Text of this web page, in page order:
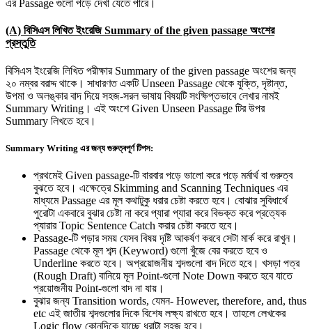
এর Passage গুলো পড়ে দেখা যেতে পারে।
(A) বিসিএস লিখিত ইংরেজি Summary of the given passage অংশের
প্রস্তুতি
বিসিএস ইংরেজি লিখিত পরীক্ষার Summary of the given passage অংশের জন্য
২০ নম্বর বরাদ্দ থাকে। সাধারণত একটি Unseen Passage থেকে যুক্তি, দৃষ্টান্ত,
উপমা ও অলঙ্কার বাদ দিয়ে সহজ-সরল ভাষায় বিষয়টি সংক্ষিপ্তভাবে লেখার নামই
Summary Writing। এই অংশে Given Unseen Passage টির উপর
Summary লিখতে হবে।
Summary Writing এর জন্য গুরুত্বপূর্ণ টিপস:
প্রথমেই Given passage-টি বারবার পড়ে ভালো করে পড়ে মর্মার্থ বা গুরুত্ব
বুঝতে হবে। এক্ষেত্রে Skimming and Scanning Techniques এর
মাধ্যমে Passage এর মূল কথাটুকু ধরার চেষ্টা করতে হবে। বোঝার সুবিধার্থে
পুরোটা একবারে বুঝার চেষ্টা না করে প্যারা প্যারা করে বিভক্ত করে প্রত্যেক
প্যারার Topic Sentence Catch করার চেষ্টা করতে হবে।
Passage-টি পড়ার সময় যেসব বিষয় দৃষ্টি আকর্ষণ করবে সেটা মার্ক করে রাখুন।
Passage থেকে মূল শব্দ (Keyword) গুলো খুঁজে বের করতে হবে ও
Underline করতে হবে। অপ্রয়োজনীয় শব্দগুলো বাদ দিতে হবে। খসড়া পত্র
(Rough Draft) বানিয়ে মূল Point-গুলো Note Down করতে হবে যাতে
প্রয়োজনীয় Point-গুলো বাদ না যায়।
বুঝার জন্য Transition words, যেমন- However, therefore, and, thus
etc এই জাতীয় শব্দগুলোর দিকে বিশেষ লক্ষ্য রাখতে হবে। তাহলে লেখকের
Logic flow কোনদিকে যাচ্ছে ধরাটা সহজ হবে।